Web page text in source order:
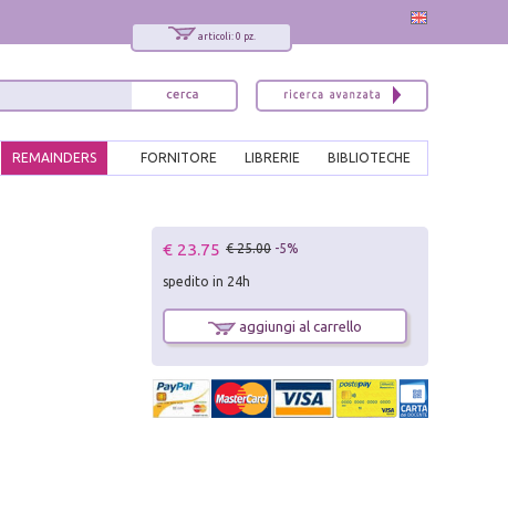
articoli: 0 pz.
BIBLIOTECHE
LIBRERIE
FORNITORE
REMAINDERS
€ 23.75 € 25.00 -5%
spedito in 24h
aggiungi al carrello
x
Interessato ai nostri libri?
Sarai informato delle nostre novità, potrai
comunque cancellarti quando desideri.
modulo di iscrizione